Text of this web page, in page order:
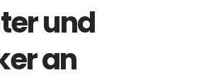
und
an